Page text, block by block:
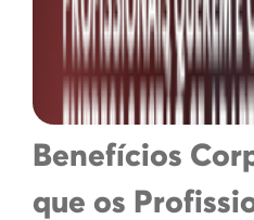
Benefícios
que os